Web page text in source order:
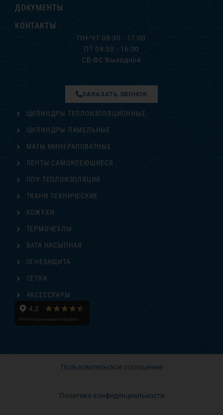
ДОКУМЕНТЫ
КОНТАКТЫ
ПН-ЧТ 08:30 - 17:00
ПТ 08:30 - 16:00
СБ-ВС Выходной
ЦИЛИНДРЫ ТЕПЛОИЗОЛЯЦИОННЫЕ
ЦИЛИНДРЫ ЛАМЕЛЬНЫЕ
МАТЫ МИНЕРАЛОВАТНЫЕ
ЛЕНТЫ САМОКЛЕЮЩИЕСЯ
ППУ ТЕПЛОИЗОЛЯЦИЯ
ТКАНИ ТЕХНИЧЕСКИЕ
ЗАКАЗАТЬ ЗВОНОК
КОЖУХИ
ТЕРМОЧЕХЛЫ
ВАТА НАСЫПНАЯ
ОГНЕЗАЩИТА
СЕТКА
АКСЕССУАРЫ
Пользовательское соглашение
Политика конфиденциальности